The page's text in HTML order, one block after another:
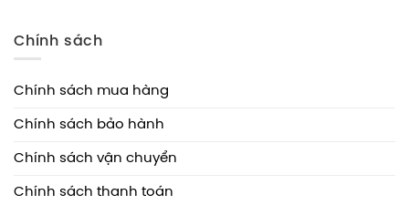
Chính sách
Chính sách mua hàng
Chính sách bảo hành
Chính sách vận chuyển
Chính sách thanh toán